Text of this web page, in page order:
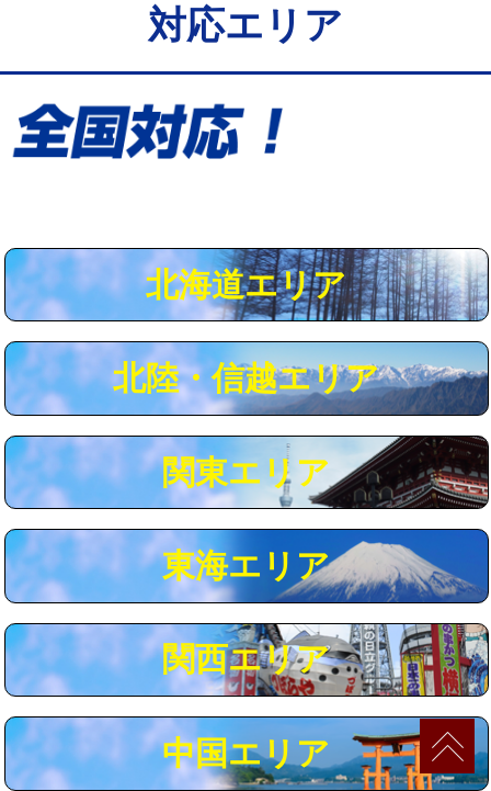
給水管工事※（バンド止め) 3,300円
給水管工事※（保温材使用（バンド止
め込み）)
用/3ｍまで)
給水管工事※（塩ビ管（VP・HI）使
用（追加）/3ｍ超え)
+8,800円
給水管工事※（ライニング鋼管・銅
管・ポリ管・HT管使用/3ｍまで)
44,000円
給水管工事※（ライニング鋼管・銅
管・ポリ管・HT管使用/3ｍ超え)
+8,800円
マス交換（土の掘削・埋め戻し作業） 11,000円~
マス交換（深さ50㎝未満） 55,000円
マス交換（深さ50㎝以上） 66,000円
コンクリート斫り（厚さ10㎝まで） 27,500円
コンクリート斫り（厚さ10㎝超え） 38,500円
モルタル補修（厚さ10㎝まで）
モルタル補修（厚さ10㎝超え） 38,500円
対応エリア
北海道エリア
北陸・信越エリア
関東エリア
東海エリア
関西エリア
中国エリア